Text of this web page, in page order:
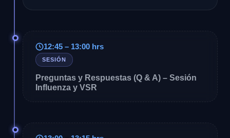
12:45 – 13:00 hrs
SESIÓN
Preguntas y Respuestas (Q & A) – Sesión
Influenza y VSR